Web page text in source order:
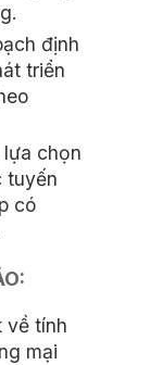
định
triển
chọn
tuyến
có
về tính
mại